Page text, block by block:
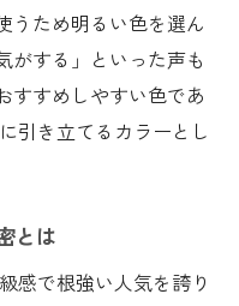
うため明るい色を選ん
がする」といった声も
すすめしやすい色であ
引き立てるカラーとし
とは
感で根強い人気を誇り